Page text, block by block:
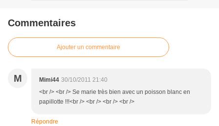
Commentaires
Ajouter un commentaire
M Mimi44 30/10/2011 21:40
<br /> <br /> Se marie très bien avec un poisson blanc en
papillotte !!!<br /> <br /> <br /> <br />
Répondre